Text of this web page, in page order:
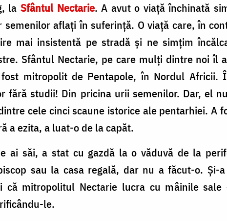
la Sfântul Nectarie. A avut o viață închinată
semenilor aflați în suferință. O viață care, în
mai insistentă pe stradă și ne simțim
Sfântul Nectarie, pe care mulți dintre noi îl
mitropolit de Pentapole, în Nordul Africii.
fără studii! Din pricina urii semenilor. Dar, el
cele cinci scaune istorice ale pentarhiei. A
a ezita, a luat-o de la capăt.
ai săi, a stat cu gazdă la o văduvă de la
sau la casa regală, dar nu a făcut-o. Și-
că mitropolitul Nectarie lucra cu mâinile
le.